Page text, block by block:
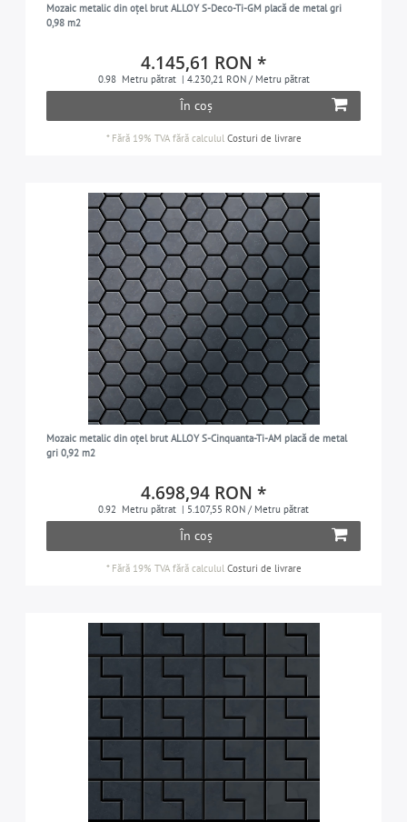
Mozaic metalic din oțel brut ALLOY S-Deco-Ti-GM placă de metal gri
0,98 m2
4.145,61 RON *
0.98 Metru pătrat | 4.230,21 RON / Metru pătrat
În coș
* Fără 19% TVAfără calculul Costuri de livrare
Mozaic metalic din oțel brut ALLOY S-Cinquanta-Ti-AM placă de metal
gri 0,92 m2
4.698,94 RON *
0.92 Metru pătrat | 5.107,55 RON / Metru pătrat
În coș
* Fără 19% TVAfără calculul Costuri de livrare